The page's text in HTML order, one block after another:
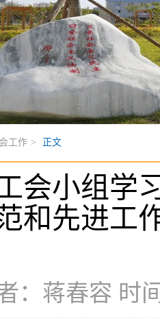
工作 > 正文
会小组学
和先进工
：蒋春容 时